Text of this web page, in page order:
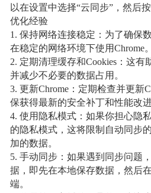
以在设置中选择“云同步”，然后
优化经验
1. 保持网络连接稳定：为了确保
在稳定的网络环境下使用Chrome。
2. 定期清理缓存和Cookies：这有
并减少不必要的数据占用。
3. 更新Chrome：定期检查并更新
保获得最新的安全补丁和性能改进
4. 使用隐私模式：如果你担心隐
的隐私模式，这将限制自动同步
加的数据。
5. 手动同步：如果遇到同步问题
据，即先在本地保存数据，然后
端。